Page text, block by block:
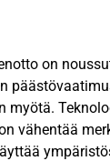
on
myötä.
vähentää